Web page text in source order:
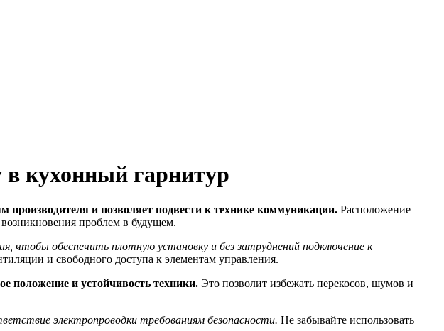
кухонный гарнитур
производителя и позволяет подвести к технике коммуникации. Расположение
проблем в будущем.
чтобы обеспечить плотную установку и без затруднений подключение к
и свободного доступа к элементам управления.
положение и устойчивость техники. Это позволит избежать перекосов, шумов и
электропроводки требованиям безопасности. Не забывайте использовать